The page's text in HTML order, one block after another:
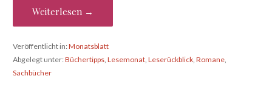
Weiterlesen →
Veröffentlicht in:Monatsblatt
Abgelegt unter:Büchertipps, Lesemonat, Leserückblick, Romane,
Sachbücher